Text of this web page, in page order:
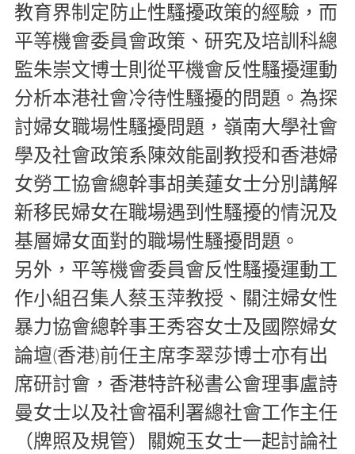
教育界制定防止性騷擾政策的經驗，而
平等機會委員會政策、研究及培訓科總
監朱崇文博士則從平機會反性騷擾運動
分析本港社會冷待性騷擾的問題。為探
討婦女職場性騷擾問題，嶺南大學社會
學及社會政策系陳效能副教授和香港婦
女勞工協會總幹事胡美蓮女士分別講解
新移民婦女在職場遇到性騷擾的情況及
基層婦女面對的職場性騷擾問題。
另外，平等機會委員會反性騷擾運動工
作小組召集人蔡玉萍教授、關注婦女性
暴力協會總幹事王秀容女士及國際婦女
論壇(香港)前任主席李翠莎博士亦有出
席研討會，香港特許秘書公會理事盧詩
曼女士以及社會福利署總社會工作主任
（牌照及規管）關婉玉女士一起討論社